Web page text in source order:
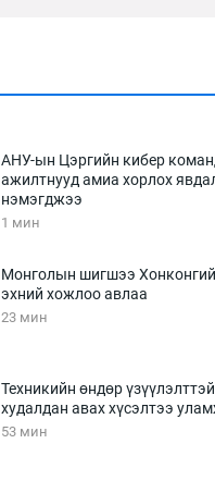
АНУ-ын Цэргийн кибер
ажилтнууд амиа хорлох
нэмэгджээ
1 мин
Монголын шигшээ
эхний хожлоо авлаа
23 мин
Техникийн өндөр
худалдан авах хүсэлтээ
53 мин